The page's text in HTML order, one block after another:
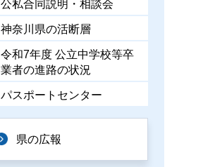
公私合同説明・相談会
神奈川県の活断層
令和7年度 公立中学校等卒
業者の進路の状況
パスポートセンター
県の広報